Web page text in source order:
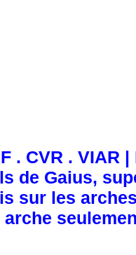
. CVR . VIAR
de Gaius,
sur les